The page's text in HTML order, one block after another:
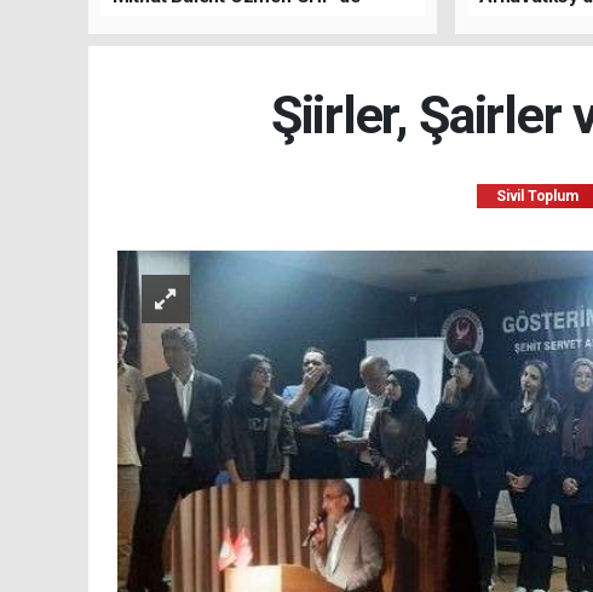
Şiirler, Şairler
Sivil Toplum